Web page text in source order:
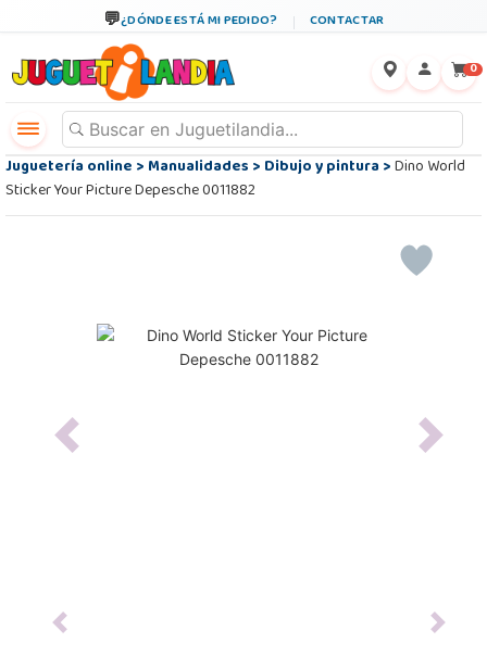
¿DÓNDE ESTÁ MI PEDIDO? CONTACTAR
0
Juguetería online>Manualidades>Dibujo y pintura>Dino World
Sticker Your Picture Depesche 0011882
Previous Next
Previous Next